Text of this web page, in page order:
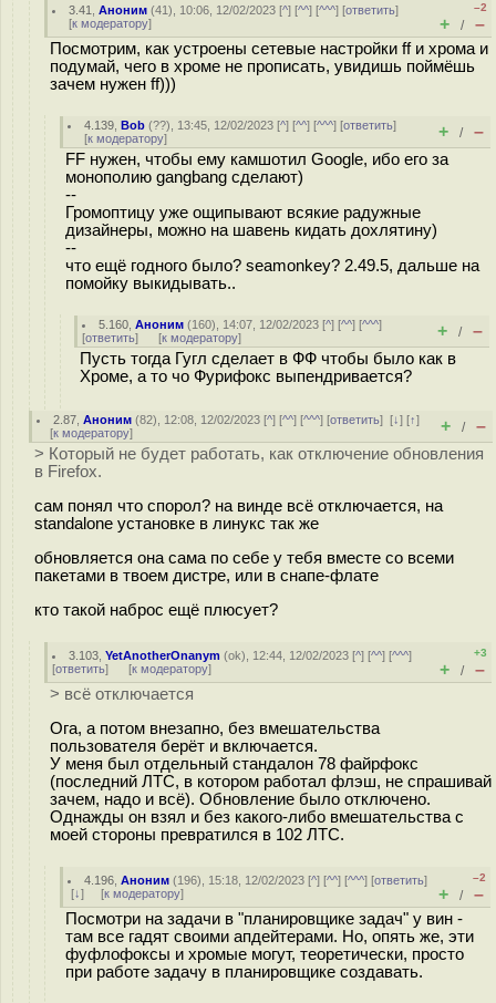
3.41 ,Аноним (41), 10:06, 12/02/2023 [^] [^^] [^^^] [ответить]
[к модератору]
–2
+ / –
Посмотрим, как устроены сетевые настройки ff и хрома и
подумай, чего в хроме не прописать, увидишь поймёшь
зачем нужен ff)))
4.139 ,Bob (??), 13:45, 12/02/2023 [^] [^^] [^^^] [ответить]
[к модератору] + / –
FF нужен, чтобы ему камшотил Google, ибо его за
монополию gangbang сделают)
--
Громоптицу уже ощипывают всякие радужные
дизайнеры, можно на шавень кидать дохлятину)
--
что ещё годного было? seamonkey? 2.49.5, дальше на
помойку выкидывать..
5.160 ,Аноним (160), 14:07, 12/02/2023 [^] [^^] [^^^]
[ответить] [к модератору] + / –
Пусть тогда Гугл сделает в ФФ чтобы было как в
Хроме, а то чо Фурифокс выпендривается?
2.87 ,Аноним (82), 12:08, 12/02/2023 [^] [^^] [^^^] [ответить][↓] [↑]
[к модератору] + / –
> Который не будет работать, как отключение обновления
в Firefox.
сам понял что спорол? на винде всё отключается, на
standalone установке в линукс так же
обновляется она сама по себе у тебя вместе со всеми
пакетами в твоем дистре, или в снапе-флате
кто такой наброс ещё плюсует?
3.103 ,YetAnotherOnanym (ok), 12:44, 12/02/2023 [^] [^^] [^^^]
[ответить] [к модератору]
+3
+ / –
> всё отключается
Ога, а потом внезапно, без вмешательства
пользователя берёт и включается.
У меня был отдельный стандалон 78 файрфокс
(последний ЛТС, в котором работал флэш, не спрашивай
зачем, надо и всё). Обновление было отключено.
Однажды он взял и без какого-либо вмешательства с
моей стороны превратился в 102 ЛТС.
4.196 ,Аноним (196), 15:18, 12/02/2023 [^] [^^] [^^^] [ответить]
[↓] [к модератору]
–2
+ / –
Посмотри на задачи в "планировщике задач" у вин -
там все гадят своими апдейтерами. Но, опять же, эти
фуфлофоксы и хромые могут, теоретически, просто
при работе задачу в планировщике создавать.